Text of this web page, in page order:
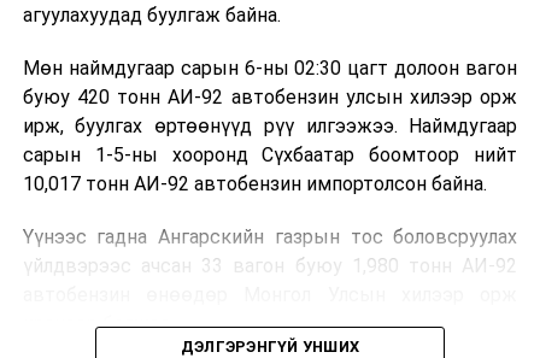
агуулахуудад буулгаж байна.
Мөн наймдугаар сарын 6-ны 02:30 цагт долоон вагон
буюу 420 тонн АИ-92 автобензин улсын хилээр орж
ирж, буулгах өртөөнүүд рүү илгээжээ. Наймдугаар
сарын 1-5-ны хооронд Сүхбаатар боомтоор нийт
10,017 тонн АИ-92 автобензин импортолсон байна.
Үүнээс гадна Ангарскийн газрын тос боловсруулах
үйлдвэрээс ачсан 33 вагон буюу 1,980 тонн АИ-92
ирэхээр болжээ.
ДЭЛГЭРЭНГҮЙ УНШИХ